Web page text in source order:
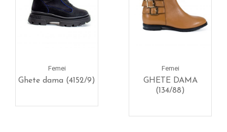
Femei
Ghete dama (4152/9)
Femei
GHETE DAMA
(134/88)